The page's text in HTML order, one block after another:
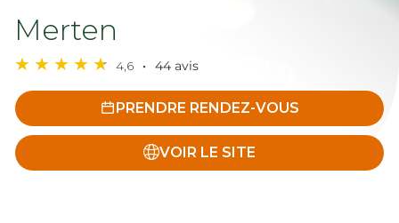
Merten
4,6 44 avis
PRENDRE RENDEZ-VOUS
VOIR LE SITE